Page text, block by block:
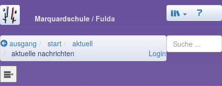
Marquardschule / Fulda
ausgang start
aktuell
aktuelle nachrichten
Login